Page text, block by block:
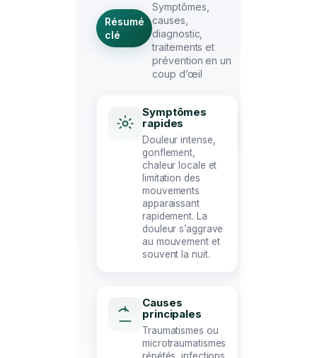
Résumé
clé
Symptômes,
causes,
diagnostic,
traitements et
prévention en un
coup d’œil
Symptômes
rapides
Douleur intense,
gonflement,
chaleur locale et
limitation des
mouvements
apparaissant
rapidement. La
douleur s’aggrave
au mouvement et
souvent la nuit.
Causes
principales
Traumatismes ou
microtraumatismes